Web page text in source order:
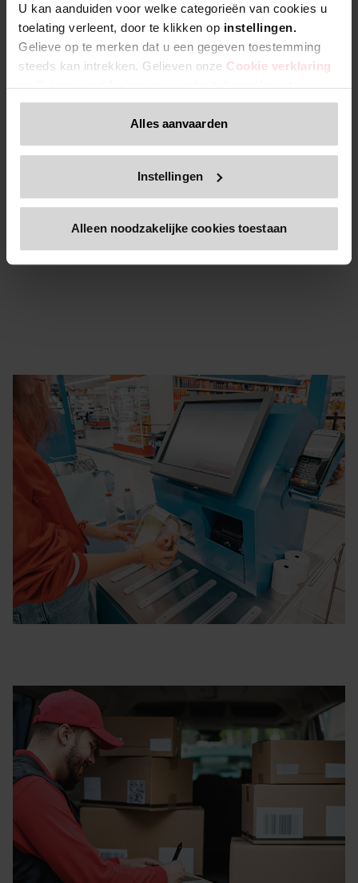
U kan aanduiden voor welke categorieën van cookies u
toelating verleent, door te klikken op instellingen.
Gelieve op te merken dat u een gegeven toestemming
steeds kan intrekken. Gelieven onze Cookie verklaring
enPrivacy verklaring voor websitebezoekerste
nemen indien u meer informatie wenst over de
verwerking van uw persoonsgegevens, uw rechten
inzake gegevensbescherming en de manier waarop u uw
Alleen inhoud die beschikbaar is via onze officiële
andere websites, domeinen of digitale platforms waarnaar
dat een domein of website zich voordoet als BDO, meld
dit dan onmiddellijk aan
legal@bdo.global.
Alles aanvaarden
Instellingen
Alleen noodzakelijke cookies toestaan
en klanten aan te trekken
complexe toeleveringsketens beheersen én beheren,
omdat dit cruciaal is om de juiste producten op het
juiste moment beschikbaar te hebben
investeren in een uitmuntende klantenservice en
winkelervaring als essentiële factoren voor het
rekening houden met seizoensgebondenheid,